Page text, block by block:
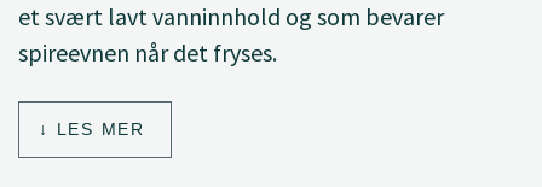
et svært lavt vanninnhold og som bevarer
spireevnen når det fryses.
LES MER